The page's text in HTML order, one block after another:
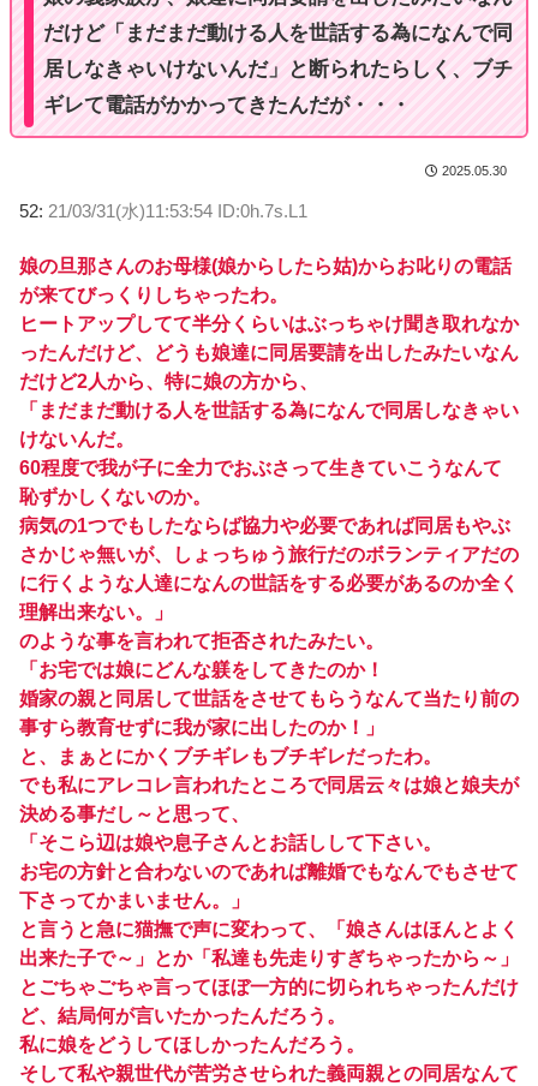
だけど「まだまだ動ける人を世話する為になんで同
居しなきゃいけないんだ」と断られたらしく、ブチ
ギレて電話がかかってきたんだが・・・
2025.05.30
52: 21/03/31(水)11:53:54 ID:0h.7s.L1
娘の旦那さんのお母様(娘からしたら姑)からお叱りの電話
が来てびっくりしちゃったわ。
ヒートアップしてて半分くらいはぶっちゃけ聞き取れなか
ったんだけど、どうも娘達に同居要請を出したみたいなん
だけど2人から、特に娘の方から、
「まだまだ動ける人を世話する為になんで同居しなきゃい
けないんだ。
60程度で我が子に全力でおぶさって生きていこうなんて
恥ずかしくないのか。
病気の1つでもしたならば協力や必要であれば同居もやぶ
さかじゃ無いが、しょっちゅう旅行だのボランティアだの
に行くような人達になんの世話をする必要があるのか全く
理解出来ない。」
のような事を言われて拒否されたみたい。
「お宅では娘にどんな躾をしてきたのか！
婚家の親と同居して世話をさせてもらうなんて当たり前の
事すら教育せずに我が家に出したのか！」
と、まぁとにかくブチギレもブチギレだったわ。
でも私にアレコレ言われたところで同居云々は娘と娘夫が
決める事だし～と思って、
「そこら辺は娘や息子さんとお話しして下さい。
お宅の方針と合わないのであれば離婚でもなんでもさせて
下さってかまいません。」
と言うと急に猫撫で声に変わって、「娘さんはほんとよく
出来た子で～」とか「私達も先走りすぎちゃったから～」
とごちゃごちゃ言ってほぼ一方的に切られちゃったんだけ
ど、結局何が言いたかったんだろう。
私に娘をどうしてほしかったんだろう。
そして私や親世代が苦労させられた義両親との同居なんて